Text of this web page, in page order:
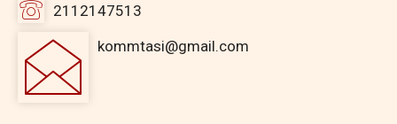
2112147513
kommtasi@gmail.com